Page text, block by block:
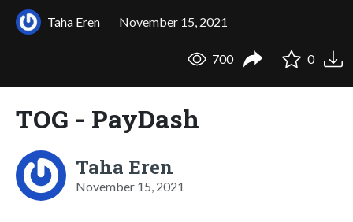
Taha Eren November 15, 2021
700 0
TOG - PayDash
Taha Eren
November 15, 2021